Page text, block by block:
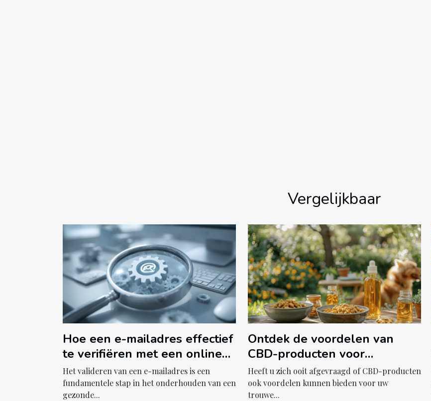
Vergelijkbaar
Hoe een e-mailadres effectief
te verifiëren met een online
tool
Het valideren van een e-mailadres is een
fundamentele stap in het onderhouden van een
gezonde...
Ontdek de voordelen van
CBD-producten voor
huisdieren
Heeft u zich ooit afgevraagd of CBD-producten
ook voordelen kunnen bieden voor uw
trouwe...